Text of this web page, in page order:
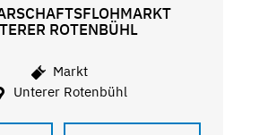
ROTENBÜHL
Markt
Unterer Rotenbühl